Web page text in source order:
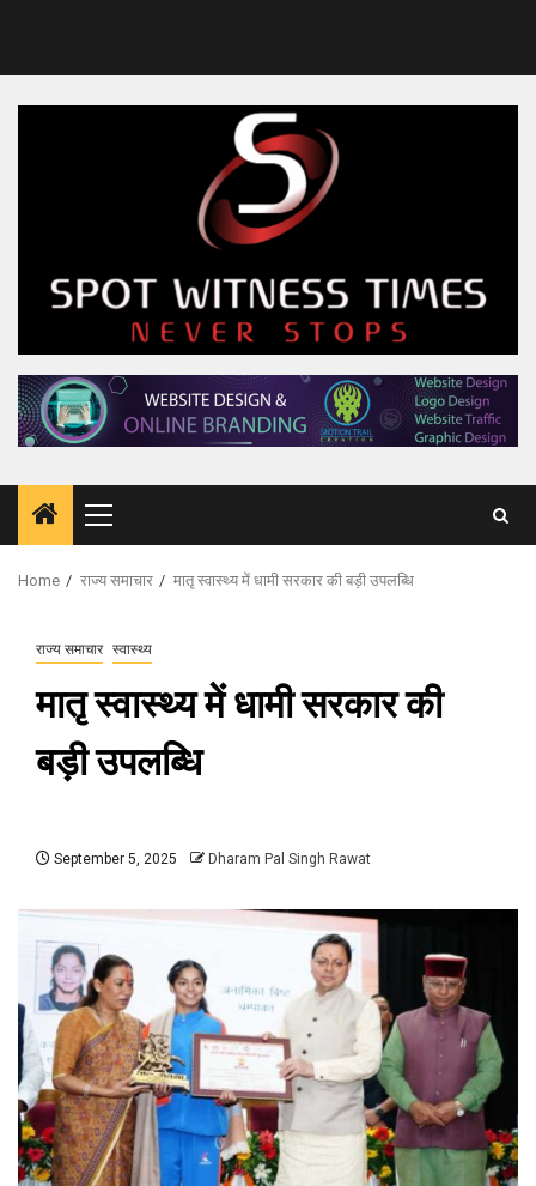
Primary
Menu
Home राज्य समाचार मातृ स्वास्थ्य में धामी सरकार की बड़ी उपलब्धि
राज्य समाचार स्वास्थ्य
मातृ स्वास्थ्य में धामी सरकार की
बड़ी उपलब्धि
September 5, 2025 Dharam Pal Singh Rawat